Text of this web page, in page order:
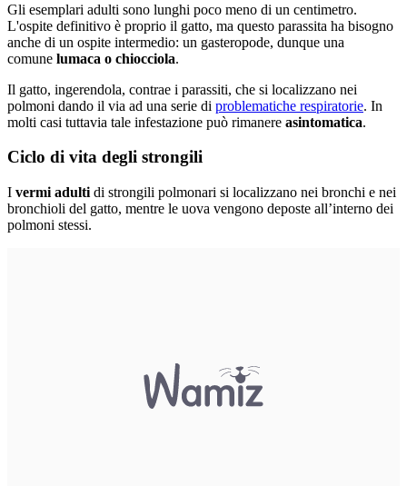
Gli esemplari adulti sono lunghi poco meno di un centimetro.
L'ospite definitivo è proprio il gatto, ma questo parassita ha bisogno
anche di un ospite intermedio: un gasteropode, dunque una
comune lumaca o chiocciola.
Il gatto, ingerendola, contrae i parassiti, che si localizzano nei
polmoni dando il via ad una serie di problematiche respiratorie. In
molti casi tuttavia tale infestazione può rimanere asintomatica.
Ciclo di vita degli strongili
I vermi adulti di strongili polmonari si localizzano nei bronchi e nei
bronchioli del gatto, mentre le uova vengono deposte all’interno dei
polmoni stessi.